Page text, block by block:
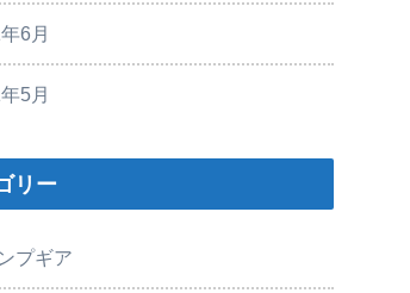
6月
5月
リー
プギア